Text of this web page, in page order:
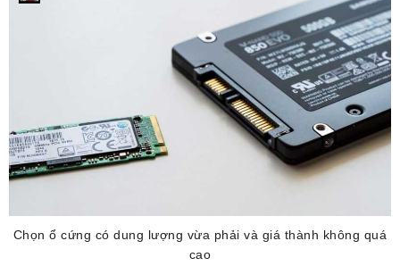
Chọn ổ cứng có dung lượng vừa phải và giá thành không quá
cao